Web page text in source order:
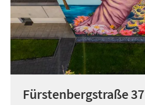
Fürstenbergstraße 37